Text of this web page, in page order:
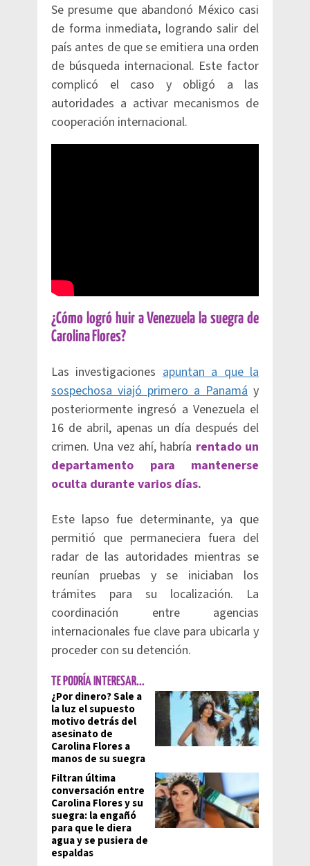
Se presume que abandonó México casi
de forma inmediata, logrando salir del
país antes de que se emitiera una orden
de búsqueda internacional. Este factor
complicó el caso y obligó a las
autoridades a activar mecanismos de
cooperación internacional.
¿Cómo logró huir a Venezuela la suegra de
Carolina Flores?
Las investigacionesapuntan a que la
sospechosa viajó primero a Panamá y
posteriormente ingresó a Venezuela el
16 de abril, apenas un día después del
crimen. Una vez ahí, habría rentado un
departamento para mantenerse
oculta durante varios días.
Este lapso fue determinante, ya que
permitió que permaneciera fuera del
radar de las autoridades mientras se
reunían pruebas y se iniciaban los
trámites para su localización. La
coordinación entre agencias
internacionales fue clave para ubicarla y
proceder con su detención.
TE PODRÍA INTERESAR...
¿Por dinero? Sale a
la luz el supuesto
motivo detrás del
asesinato de
Carolina Flores a
manos de su suegra
Filtran última
conversación entre
Carolina Flores y su
suegra: la engañó
para que le diera
agua y se pusiera de
espaldas